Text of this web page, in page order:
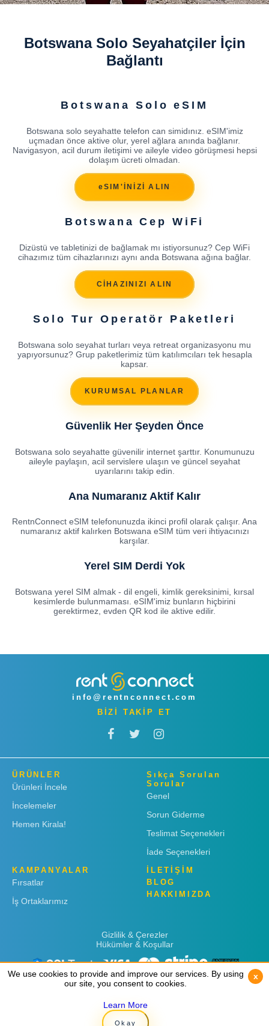
Botswana Solo Seyahatçiler İçin
Bağlantı
Botswana Solo eSIM
Botswana solo seyahatte telefon can simidınız. eSIM'imiz
uçmadan önce aktive olur, yerel ağlara anında bağlanır.
Navigasyon, acil durum iletişimi ve aileyle video görüşmesi hepsi
dolaşım ücreti olmadan.
eSIM'İNİZİ ALIN
Botswana Cep WiFi
Dizüstü ve tabletinizi de bağlamak mı istiyorsunuz? Cep WiFi
cihazımız tüm cihazlarınızı aynı anda Botswana ağına bağlar.
CİHAZINIZI ALIN
Solo Tur Operatör Paketleri
Botswana solo seyahat turları veya retreat organizasyonu mu
yapıyorsunuz? Grup paketlerimiz tüm katılımcıları tek hesapla
kapsar.
KURUMSAL PLANLAR
Güvenlik Her Şeyden Önce
Botswana solo seyahatte güvenilir internet şarttır. Konumunuzu
aileyle paylaşın, acil servislere ulaşın ve güncel seyahat
uyarılarını takip edin.
Ana Numaranız Aktif Kalır
RentnConnect eSIM telefonunuzda ikinci profil olarak çalışır. Ana
numaranız aktif kalırken Botswana eSIM tüm veri ihtiyacınızı
karşılar.
Yerel SIM Derdi Yok
Botswana yerel SIM almak - dil engeli, kimlik gereksinimi, kırsal
kesimlerde bulunmaması. eSIM'imiz bunların hiçbirini
gerektirmez, evden QR kod ile aktive edilir.
info@rentnconnect.com
BİZİ TAKİP ET
ÜRÜNLER
Ürünleri İncele
İncelemeler
Hemen Kirala!
Sıkça Sorulan
Sorular
Genel
Sorun Giderme
Teslimat Seçenekleri
İade Seçenekleri
KAMPANYALAR
Fırsatlar
İş Ortaklarımız
İLETİŞİM
BLOG
HAKKIMIZDA
Gizlilik & Çerezler
Hükümler & Koşullar
Copyright © 2019 Rent 'n Connect
We use cookies to provide and improve our services. By using
our site, you consent to cookies.
Learn More
Okay
x
We use cookies to provide and improve our services. By using
our site, you consent to cookies.
Learn More
Okay
x